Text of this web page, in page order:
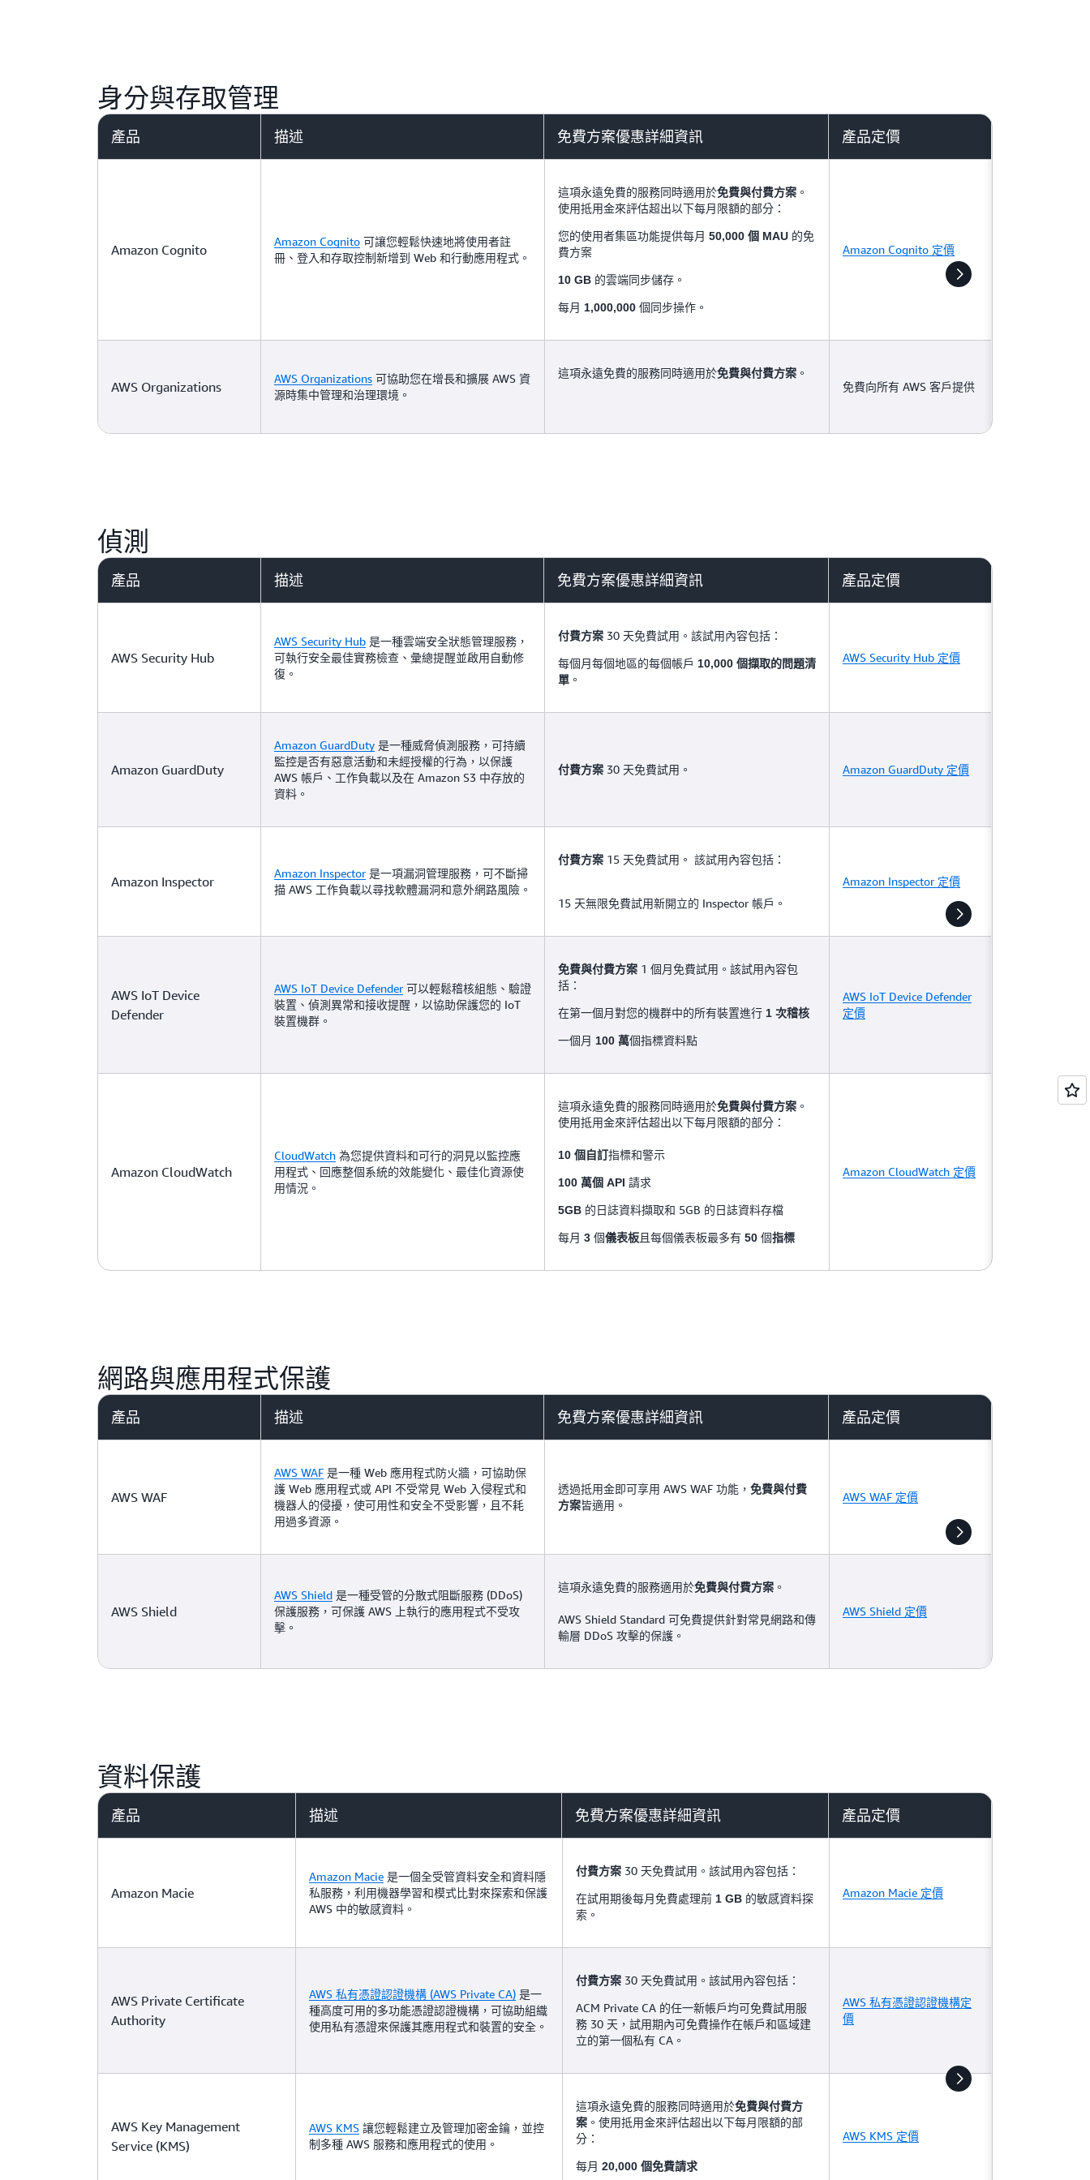
身分與存取管理
產品 描述 免費方案優惠詳細資訊 產品定價
Amazon Cognito
Amazon Cognito 可讓您輕鬆快速地將使用者註
冊、登入和存取控制新增到 Web 和行動應用程式。
這項永遠免費的服務同時適用於免費與付費方案 。
使用抵用金來評估超出以下每月限額的部分：
您的使用者集區功能提供每月 50,000 個 MAU 的免
費方案
10 GB 的雲端同步儲存。
每月 1,000,000 個同步操作。
Amazon Cognito 定價
AWS Organizations
AWS Organizations 可協助您在增長和擴展 AWS 資
源時集中管理和治理環境。
這項永遠免費的服務同時適用於免費與付費方案 。
免費向所有 AWS 客戶提供
偵測
產品 描述 免費方案優惠詳細資訊 產品定價
AWS Security Hub
AWS Security Hub 是一種雲端安全狀態管理服務，
可執行安全最佳實務檢查、彙總提醒並啟用自動修
復。
付費方案 30 天免費試用。該試用內容包括：
每個月每個地區的每個帳戶 10,000 個擷取的問題清
單 。
AWS Security Hub 定價
Amazon GuardDuty
Amazon GuardDuty 是一種威脅偵測服務，可持續
監控是否有惡意活動和未經授權的行為，以保護
AWS 帳戶、工作負載以及在 Amazon S3 中存放的
資料。
付費方案 30 天免費試用。 Amazon GuardDuty 定價
Amazon Inspector
Amazon Inspector 是一項漏洞管理服務，可不斷掃
描 AWS 工作負載以尋找軟體漏洞和意外網路風險。
付費方案 15 天免費試用。 該試用內容包括：
15 天無限免費試用新開立的 Inspector 帳戶。
Amazon Inspector 定價
AWS IoT Device
Defender
AWS IoT Device Defender 可以輕鬆稽核組態、驗證
裝置、偵測異常和接收提醒，以協助保護您的 IoT
裝置機群。
免費與付費方案 1 個月免費試用。該試用內容包
括：
在第一個月對您的機群中的所有裝置進行 1 次稽核
一個月 100 萬個指標資料點
AWS IoT Device Defender
定價
Amazon CloudWatch
CloudWatch 為您提供資料和可行的洞見以監控應
用程式、回應整個系統的效能變化、最佳化資源使
用情況。
這項永遠免費的服務同時適用於免費與付費方案 。
使用抵用金來評估超出以下每月限額的部分：
10 個自訂指標和警示
100 萬個 API 請求
5GB 的日誌資料擷取和 5GB 的日誌資料存檔
每月 3 個儀表板且每個儀表板最多有 50 個指標
Amazon CloudWatch 定價
網路與應用程式保護
產品 描述 免費方案優惠詳細資訊 產品定價
AWS WAF
AWS WAF 是一種 Web 應用程式防火牆，可協助保
護 Web 應用程式或 API 不受常見 Web 入侵程式和
機器人的侵擾，使可用性和安全不受影響，且不耗
用過多資源。
透過抵用金即可享用 AWS WAF 功能， 免費與付費
方案皆適用。
AWS WAF 定價
AWS Shield
AWS Shield 是一種受管的分散式阻斷服務 (DDoS)
保護服務，可保護 AWS 上執行的應用程式不受攻
擊。
這項永遠免費的服務適用於免費與付費方案 。
AWS Shield Standard 可免費提供針對常見網路和傳
輸層 DDoS 攻擊的保護。
AWS Shield 定價
資料保護
產品 描述 免費方案優惠詳細資訊 產品定價
Amazon Macie
Amazon Macie 是一個全受管資料安全和資料隱
私服務，利用機器學習和模式比對來探索和保護
AWS 中的敏感資料。
付費方案 30 天免費試用。該試用內容包括：
在試用期後每月免費處理前 1 GB 的敏感資料探
索。
Amazon Macie 定價
AWS Private Certificate
Authority
AWS 私有憑證認證機構 (AWS Private CA) 是一
種高度可用的多功能憑證認證機構，可協助組織
使用私有憑證來保護其應用程式和裝置的安全。
付費方案 30 天免費試用。該試用內容包括：
ACM Private CA 的任一新帳戶均可免費試用服
務 30 天，試用期內可免費操作在帳戶和區域建
立的第一個私有 CA。
AWS 私有憑證認證機構定
價
AWS Key Management
Service (KMS)
AWS KMS 讓您輕鬆建立及管理加密金鑰，並控
制多種 AWS 服務和應用程式的使用。
這項永遠免費的服務同時適用於免費與付費方
案 。使用抵用金來評估超出以下每月限額的部
分：
每月 20,000 個免費請求
AWS KMS 定價